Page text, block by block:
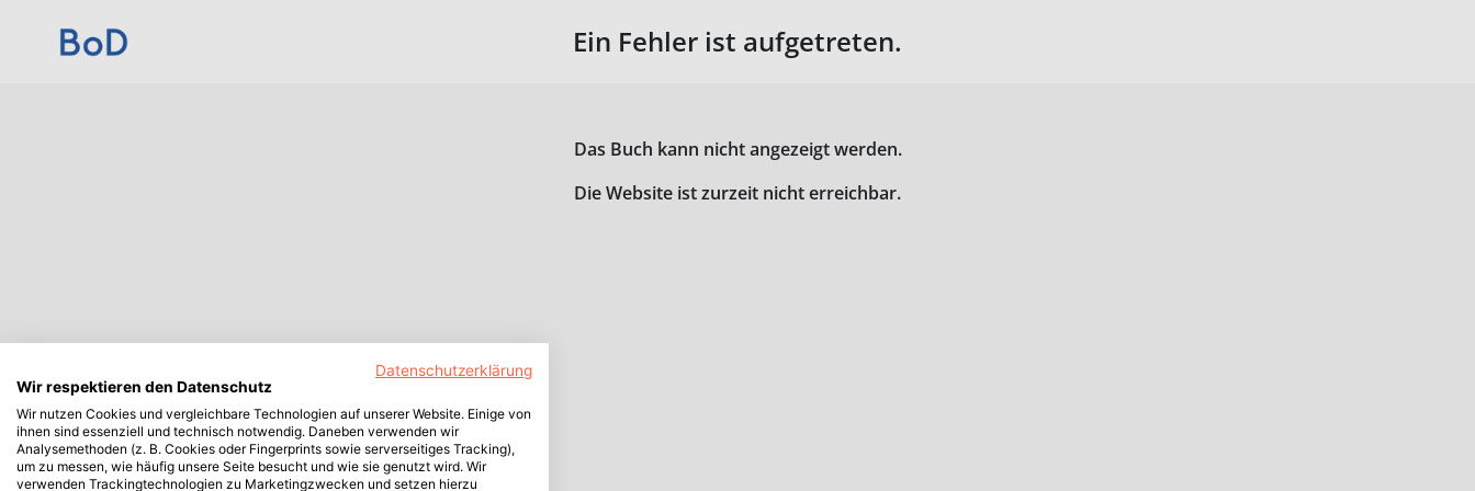
Ein Fehler ist aufgetreten.
Das Buch kann nicht angezeigt werden.
Die Website ist zurzeit nicht erreichbar.
Datenschutzerklärung
Wir respektieren den Datenschutz
Wir nutzen Cookies und vergleichbare Technologien auf unserer Website. Einige von
ihnen sind essenziell und technisch notwendig. Daneben verwenden wir
Analysemethoden (z. B. Cookies oder Fingerprints sowie serverseitiges Tracking),
um zu messen, wie häufig unsere Seite besucht und wie sie genutzt wird. Wir
verwenden Trackingtechnologien zu Marketingzwecken und setzen hierzu